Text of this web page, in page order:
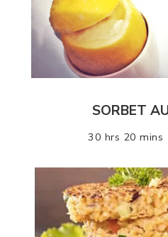
SORBET
30 hrs 20 mins